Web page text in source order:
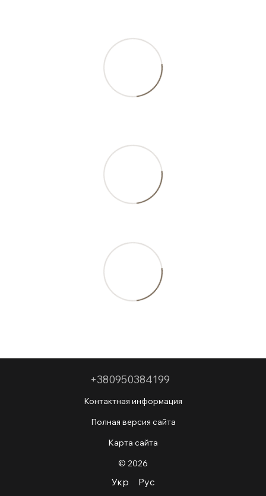
+380950384199
Контактная информация
Полная версия сайта
Карта сайта
© 2026
Укр Рус